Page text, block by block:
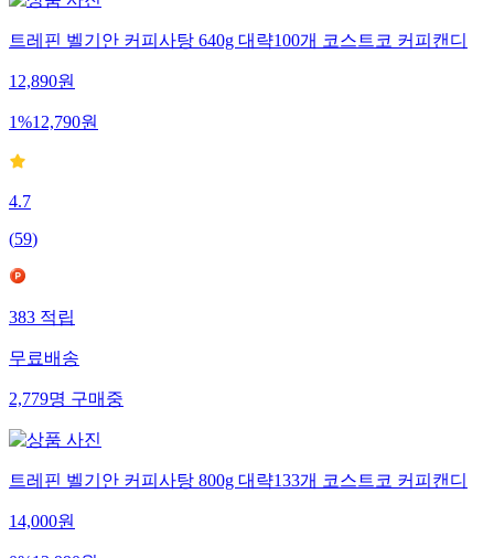
트레핀 벨기안 커피사탕 640g 대략100개 코스트코 커피캔디
12,890원
1%12,790원
4.7
(59)
383적립
무료배송
2,779명구매중
트레핀 벨기안 커피사탕 800g 대략133개 코스트코 커피캔디
14,000원